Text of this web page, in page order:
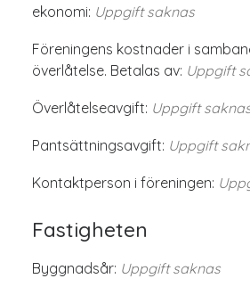
ekonomi: Uppgift saknas
Föreningens kostnader i
överlåtelse. Betalas av: Uppgift
Överlåtelseavgift: Uppgift
Pantsättningsavgift: Uppgift
Kontaktperson i föreningen:
Fastigheten
Byggnadsår: Uppgift saknas